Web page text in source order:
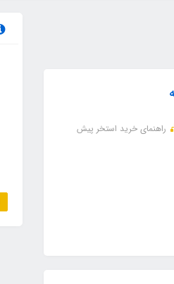
راهنمای خرید استخر پیش